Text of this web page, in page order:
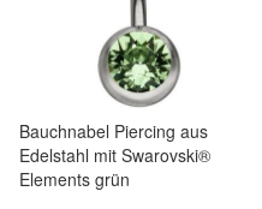
Bauchnabel Piercing aus
Edelstahl mit Swarovski®
Elements grün